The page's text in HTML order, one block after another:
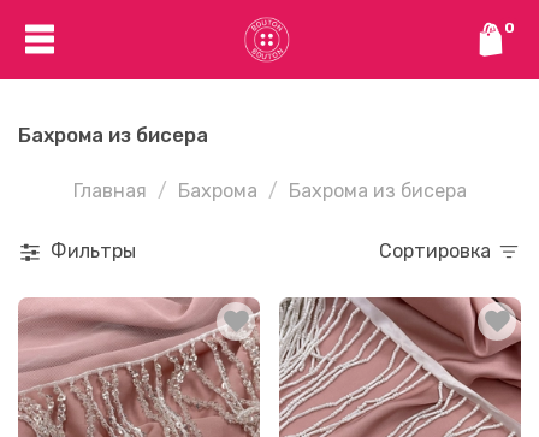
0
Бахрома из бисера
Главная Бахрома Бахрома из бисера
Фильтры Сортировка